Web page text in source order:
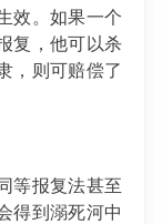
效。如果一个
复，他可以杀
，则可赔偿了
等报复法甚至
得到溺死河中